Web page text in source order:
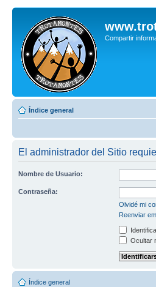
Compartir
Índice general
El administrador del Sitio
Nombre de Usuario:
Contraseña:
Olvidé mi
Reenviar
Ocultar
Índice general